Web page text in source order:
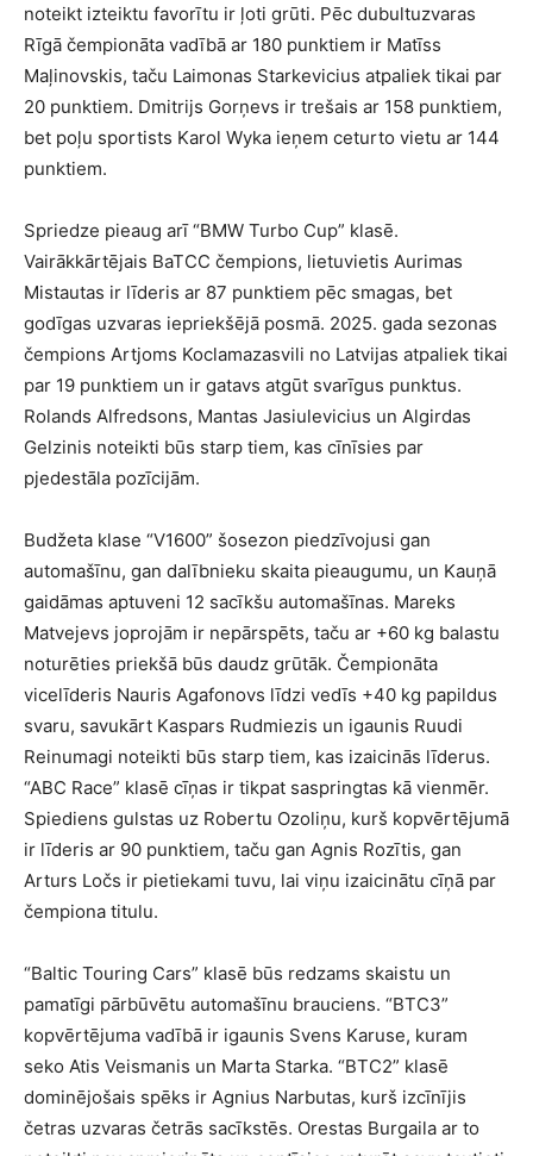
noteikt izteiktu favorītu ir ļoti grūti. Pēc dubultuzvaras
Rīgā čempionāta vadībā ar 180 punktiem ir Matīss
Maļinovskis, taču Laimonas Starkevicius atpaliek tikai par
20 punktiem. Dmitrijs Gorņevs ir trešais ar 158 punktiem,
bet poļu sportists Karol Wyka ieņem ceturto vietu ar 144
punktiem.
Spriedze pieaug arī “BMW Turbo Cup” klasē.
Vairākkārtējais BaTCC čempions, lietuvietis Aurimas
Mistautas ir līderis ar 87 punktiem pēc smagas, bet
godīgas uzvaras iepriekšējā posmā. 2025. gada sezonas
čempions Artjoms Koclamazasvili no Latvijas atpaliek tikai
par 19 punktiem un ir gatavs atgūt svarīgus punktus.
Rolands Alfredsons, Mantas Jasiulevicius un Algirdas
Gelzinis noteikti būs starp tiem, kas cīnīsies par
pjedestāla pozīcijām.
Budžeta klase “V1600” šosezon piedzīvojusi gan
automašīnu, gan dalībnieku skaita pieaugumu, un Kauņā
gaidāmas aptuveni 12 sacīkšu automašīnas. Mareks
Matvejevs joprojām ir nepārspēts, taču ar +60 kg balastu
noturēties priekšā būs daudz grūtāk. Čempionāta
vicelīderis Nauris Agafonovs līdzi vedīs +40 kg papildus
svaru, savukārt Kaspars Rudmiezis un igaunis Ruudi
Reinumagi noteikti būs starp tiem, kas izaicinās līderus.
“ABC Race” klasē cīņas ir tikpat saspringtas kā vienmēr.
Spiediens gulstas uz Robertu Ozoliņu, kurš kopvērtējumā
ir līderis ar 90 punktiem, taču gan Agnis Rozītis, gan
Arturs Ločs ir pietiekami tuvu, lai viņu izaicinātu cīņā par
čempiona titulu.
“Baltic Touring Cars” klasē būs redzams skaistu un
pamatīgi pārbūvētu automašīnu brauciens. “BTC3”
kopvērtējuma vadībā ir igaunis Svens Karuse, kuram
seko Atis Veismanis un Marta Starka. “BTC2” klasē
dominējošais spēks ir Agnius Narbutas, kurš izcīnījis
četras uzvaras četrās sacīkstēs. Orestas Burgaila ar to